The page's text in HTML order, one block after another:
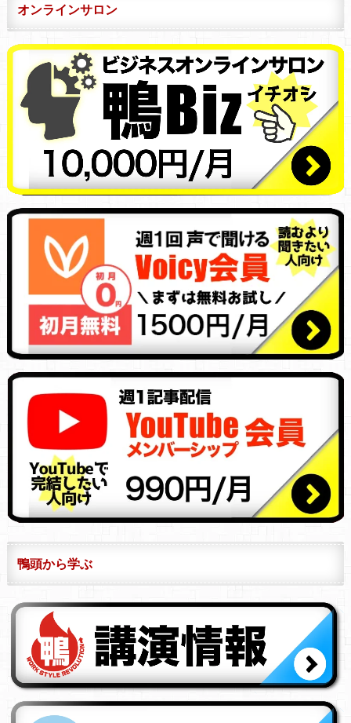
オンラインサロン
鴨頭から学ぶ